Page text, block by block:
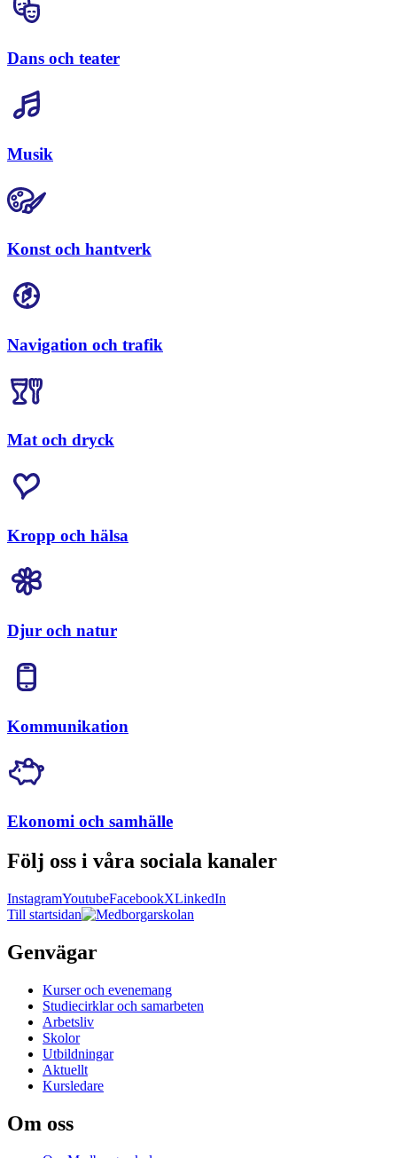
Dans och teater
Musik
Konst och hantverk
Navigation och trafik
Mat och dryck
Kropp och hälsa
Djur och natur
Kommunikation
Ekonomi och samhälle
Följ oss i våra sociala kanaler
InstagramYoutubeFacebookXLinkedIn
Till startsidan
Genvägar
Kurser och evenemang
Studiecirklar och samarbeten
Arbetsliv
Skolor
Utbildningar
Aktuellt
Kursledare
Om oss